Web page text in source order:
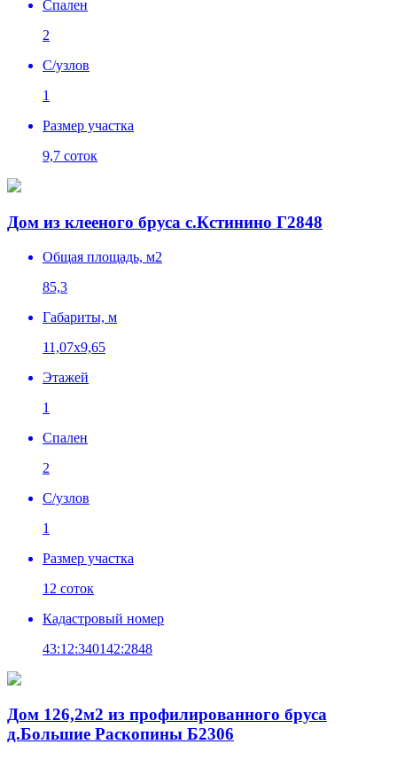
Спален
2
C/узлов
1
Размер участка
9,7 соток
Дом из клееного бруса с.Кстинино Г2848
Общая площадь, м2
85,3
Габариты, м
11,07х9,65
Этажей
1
Спален
2
C/узлов
1
Размер участка
12 соток
Кадастровый номер
43:12:340142:2848
Дом 126,2м2 из профилированного бруса
д.Большие Раскопины Б2306